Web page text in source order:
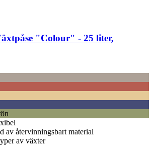
"Colour" -​ 25 liter,
av återvinningsbart material
av växter